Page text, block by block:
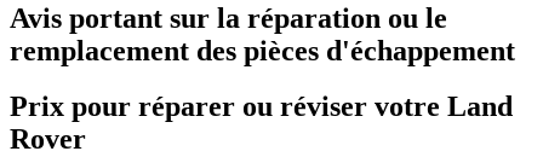
Avis portant sur la réparation ou le
remplacement des pièces d'échappement
Prix pour réparer ou réviser votre Land
Rover